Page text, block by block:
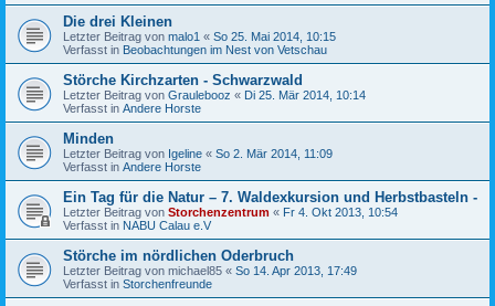
Die drei Kleinen
Letzter Beitrag von malo1 « So 25. Mai 2014, 10:15
Verfasst in Beobachtungen im Nest von Vetschau
Störche Kirchzarten - Schwarzwald
Letzter Beitrag von Graulebooz « Di 25. Mär 2014, 10:14
Verfasst in Andere Horste
Minden
Letzter Beitrag von Igeline « So 2. Mär 2014, 11:09
Verfasst in Andere Horste
Ein Tag für die Natur – 7. Waldexkursion und Herbstbasteln -
Letzter Beitrag von Storchenzentrum « Fr 4. Okt 2013, 10:54
Verfasst in NABU Calau e.V
Störche im nördlichen Oderbruch
Letzter Beitrag von michael85 « So 14. Apr 2013, 17:49
Verfasst in Storchenfreunde